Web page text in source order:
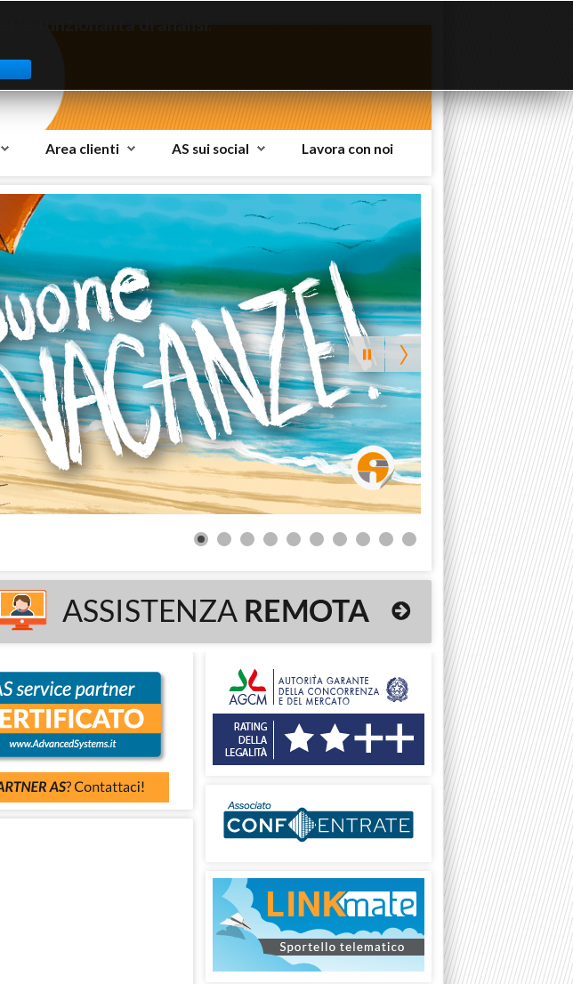
Area clienti AS sui social Lavora con noi